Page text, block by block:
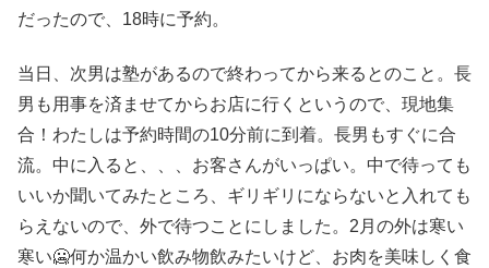
だったので、18時に予約。
当日、次男は塾があるので終わってから来るとのこと。長
男も用事を済ませてからお店に行くというので、現地集
合！わたしは予約時間の10分前に到着。長男もすぐに合
流。中に入ると、、、お客さんがいっぱい。中で待っても
いいか聞いてみたところ、ギリギリにならないと入れても
らえないので、外で待つことにしました。2月の外は寒い
寒い🥶何か温かい飲み物飲みたいけど、お肉を美味しく食